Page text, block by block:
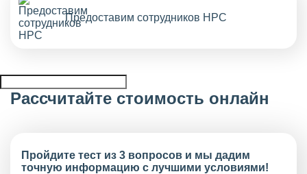
Предоставим сотрудников НРС
Рассчитайте стоимость онлайн
Пройдите тест из 3 вопросов и мы дадим
точную информацию с лучшими условиями!